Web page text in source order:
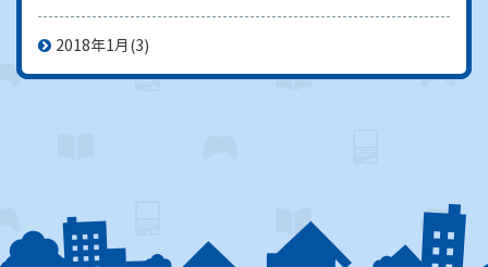
2018年1月 (3)